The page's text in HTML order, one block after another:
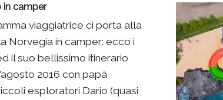
in camper
viaggiatrice ci porta alla
Norvegia in camper: ecco i
il suo bellissimo itinerario
2016 con papà
esploratori Dario (quasi